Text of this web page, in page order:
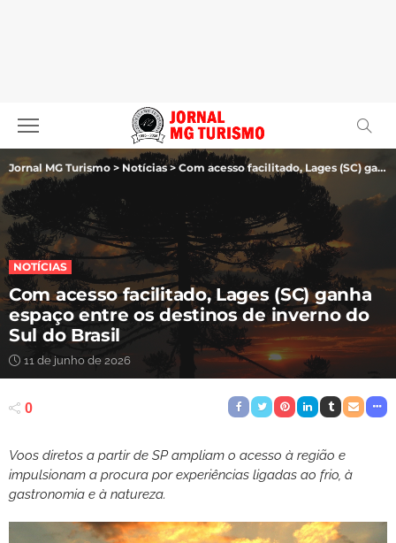
Jornal MG Turismo > Notícias>Com acesso facilitado, Lages (SC) ganha espaço entre os destinos de inverno do Sul do Brasil
NOTÍCIAS
Com acesso facilitado, Lages (SC) ganha
espaço entre os destinos de inverno do
Sul do Brasil
11 de junho de 2026
0
Voos diretos a partir de SP ampliam o acesso à região e
impulsionam a procura por experiências ligadas ao frio, à
gastronomia e à natureza.